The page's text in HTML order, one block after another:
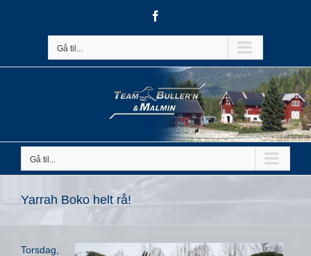
Gå til...
Gå til...
Yarrah Boko helt rå!
Torsdag,